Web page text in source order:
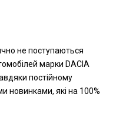
не поступаються
марки DACIA
постійному
новинками, які на 100%